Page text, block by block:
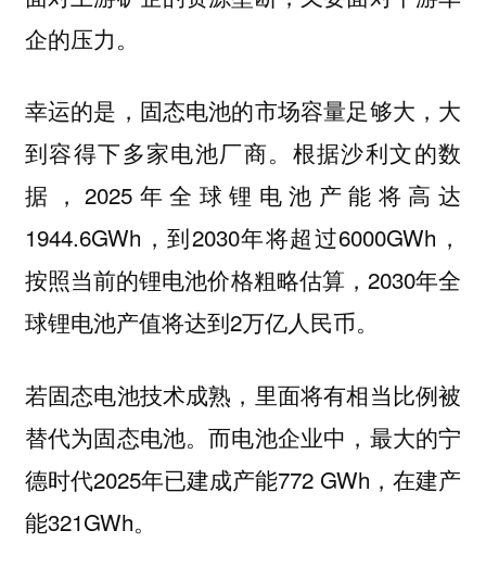
企的压力。
幸运的是，固态电池的市场容量足够大，大
到容得下多家电池厂商。根据沙利文的数
据，2025年全球锂电池产能将高达
1944.6GWh，到2030年将超过6000GWh，
按照当前的锂电池价格粗略估算，2030年全
球锂电池产值将达到2万亿人民币。
若固态电池技术成熟，里面将有相当比例被
替代为固态电池。而电池企业中，最大的宁
德时代2025年已建成产能772 GWh，在建产
能321GWh。